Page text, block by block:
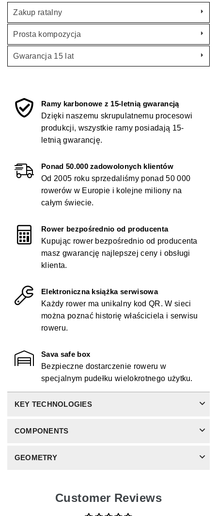
Zakup ratalny
Prosta kompozycja
Gwarancja 15 lat
Ramy karbonowe z 15-letnią gwarancją
Dzięki naszemu skrupulatnemu procesowi
produkcji, wszystkie ramy posiadają 15-
letnią gwarancję.
Ponad 50.000 zadowolonych klientów
Od 2005 roku sprzedaliśmy ponad 50 000
rowerów w Europie i kolejne miliony na
całym świecie.
Rower bezpośrednio od producenta
Kupując rower bezpośrednio od producenta
masz gwarancję najlepszej ceny i obsługi
klienta.
Elektroniczna książka serwisowa
Każdy rower ma unikalny kod QR. W sieci
można poznać historię właściciela i serwisu
roweru.
Sava safe box
Bezpieczne dostarczenie roweru w
specjalnym pudełku wielokrotnego użytku.
KEY TECHNOLOGIES
COMPONENTS
GEOMETRY
Customer Reviews